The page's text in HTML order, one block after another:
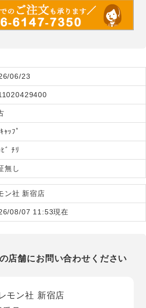
06/23
ｬｯﾌﾟ
ﾞ ﾁﾘ
無し
ン社 新宿店
08/07 11:53現在
店舗にお問い合わせください
モン社 新宿店